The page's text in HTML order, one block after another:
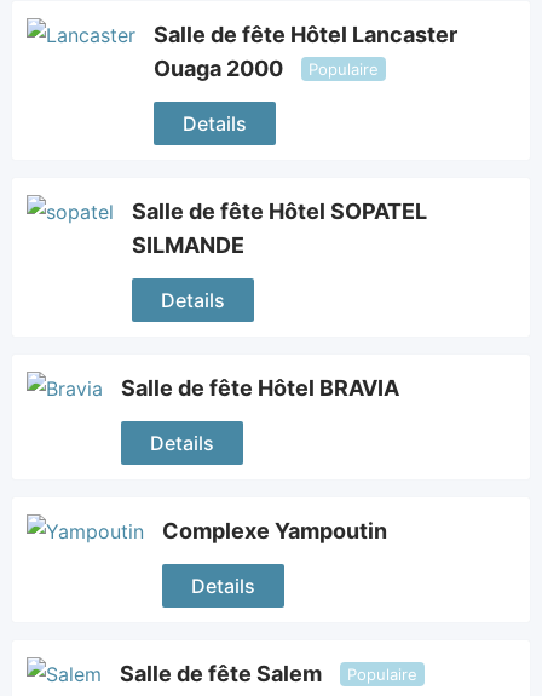
Salle de fête Hôtel Lancaster
Ouaga 2000
Populaire
Details
Salle de fête Hôtel SOPATEL
SILMANDE
Details
Salle de fête Hôtel BRAVIA
Details
Complexe Yampoutin
Details
Salle de fête Salem Populaire